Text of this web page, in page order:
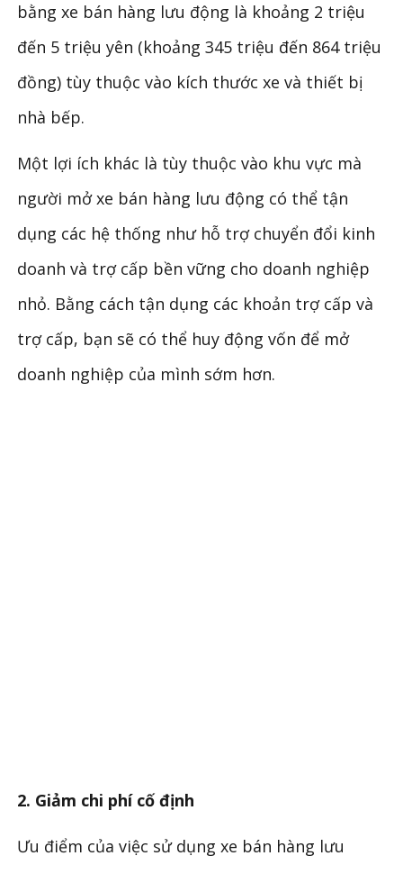
bằng xe bán hàng lưu động là khoảng 2 triệu
đến 5 triệu yên (khoảng 345 triệu đến 864 triệu
đồng) tùy thuộc vào kích thước xe và thiết bị
nhà bếp.
Một lợi ích khác là tùy thuộc vào khu vực mà
người mở xe bán hàng lưu động có thể tận
dụng các hệ thống như hỗ trợ chuyển đổi kinh
doanh và trợ cấp bền vững cho doanh nghiệp
nhỏ. Bằng cách tận dụng các khoản trợ cấp và
trợ cấp, bạn sẽ có thể huy động vốn để mở
doanh nghiệp của mình sớm hơn.
2. Giảm chi phí cố định
Ưu điểm của việc sử dụng xe bán hàng lưu